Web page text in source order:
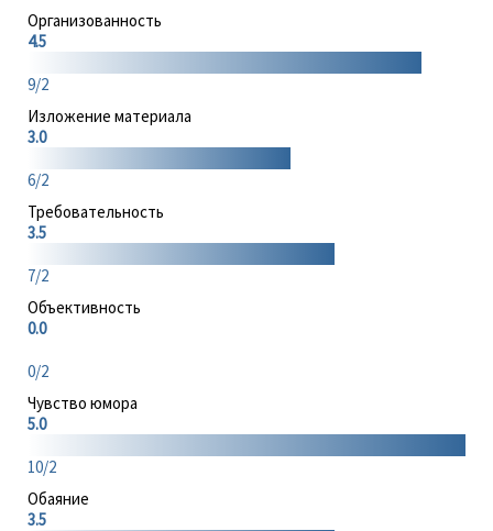
Организованность
4.5
9/2
Изложение материала
3.0
6/2
Требовательность
3.5
7/2
Объективность
0.0
0/2
Чувство юмора
5.0
10/2
Обаяние
3.5